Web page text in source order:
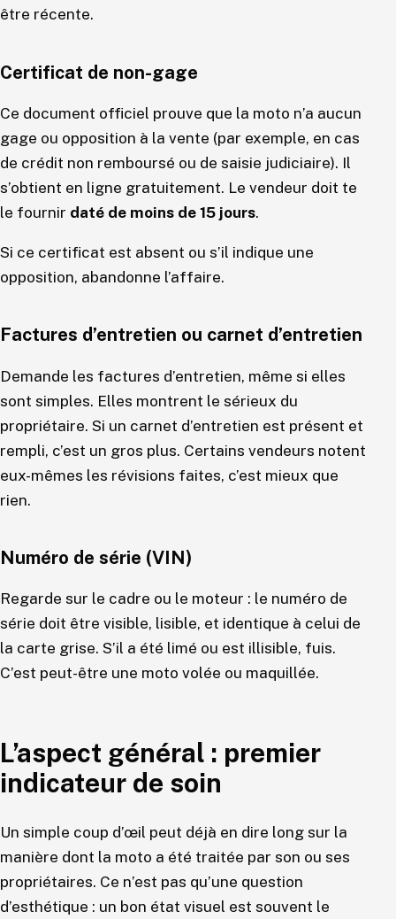
être récente.
Certificat de non-gage
Ce document officiel prouve que la moto n’a aucun
gage ou opposition à la vente (par exemple, en cas
de crédit non remboursé ou de saisie judiciaire). Il
s’obtient en ligne gratuitement. Le vendeur doit te
le fournir daté de moins de 15 jours.
Si ce certificat est absent ou s’il indique une
opposition, abandonne l’affaire.
Factures d’entretien ou carnet d’entretien
Demande les factures d’entretien, même si elles
sont simples. Elles montrent le sérieux du
propriétaire. Si un carnet d’entretien est présent et
rempli, c’est un gros plus. Certains vendeurs notent
eux-mêmes les révisions faites, c’est mieux que
rien.
Numéro de série (VIN)
Regarde sur le cadre ou le moteur : le numéro de
série doit être visible, lisible, et identique à celui de
la carte grise. S’il a été limé ou est illisible, fuis.
C’est peut-être une moto volée ou maquillée.
L’aspect général : premier
indicateur de soin
Un simple coup d’œil peut déjà en dire long sur la
manière dont la moto a été traitée par son ou ses
propriétaires. Ce n’est pas qu’une question
d’esthétique : un bon état visuel est souvent le